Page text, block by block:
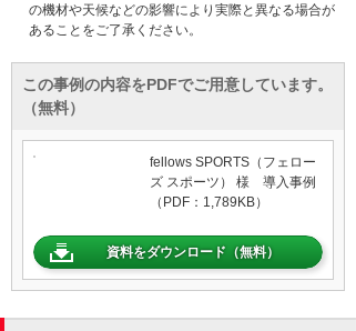
の機材や天候などの影響により実際と異なる場合が
あることをご了承ください。
この事例の内容をPDFでご用意しています。
（無料）
fellows SPORTS（フェロー
ズ スポーツ） 様 導入事例
（PDF：1,789KB）
資料をダウンロード（無料）